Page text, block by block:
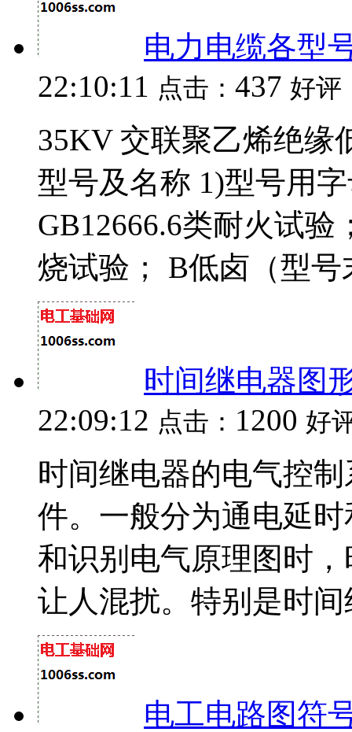
电力电缆各型
22:10:11 点击： 437 好评
35KV 交联聚乙烯绝缘
型号及名称 1)型号用
GB12666.6类耐火试验
烧试验； B低卤（型
时间继电器图
22:09:12 点击： 1200 好
时间继电器的电气控
件。一般分为通电延
和识别电气原理图时
让人混扰。特别是时间
电工电路图符